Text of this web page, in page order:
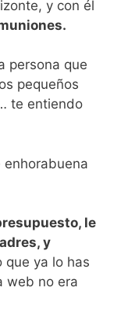
y con él
persona que
pequeños
te entiendo
le
y
que ya lo has
web no era